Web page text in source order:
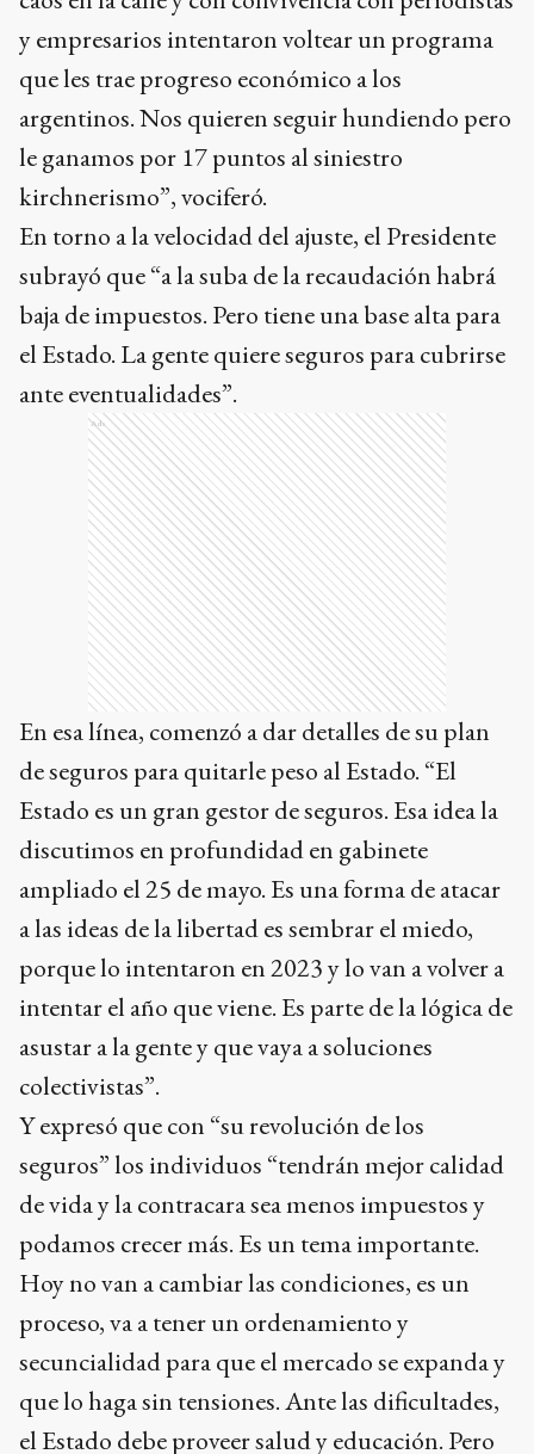
y empresarios intentaron voltear un programa
que les trae progreso económico a los
argentinos. Nos quieren seguir hundiendo pero
le ganamos por 17 puntos al siniestro
kirchnerismo”, vociferó.
En torno a la velocidad del ajuste, el Presidente
subrayó que “a la suba de la recaudación habrá
baja de impuestos. Pero tiene una base alta para
el Estado. La gente quiere seguros para cubrirse
ante eventualidades”.
Ads
En esa línea, comenzó a dar detalles de su plan
de seguros para quitarle peso al Estado. “El
Estado es un gran gestor de seguros. Esa idea la
discutimos en profundidad en gabinete
ampliado el 25 de mayo. Es una forma de atacar
a las ideas de la libertad es sembrar el miedo,
porque lo intentaron en 2023 y lo van a volver a
intentar el año que viene. Es parte de la lógica de
asustar a la gente y que vaya a soluciones
colectivistas”.
Y expresó que con “su revolución de los
seguros” los individuos “tendrán mejor calidad
de vida y la contracara sea menos impuestos y
podamos crecer más. Es un tema importante.
Hoy no van a cambiar las condiciones, es un
proceso, va a tener un ordenamiento y
secuncialidad para que el mercado se expanda y
que lo haga sin tensiones. Ante las dificultades,
el Estado debe proveer salud y educación. Pero